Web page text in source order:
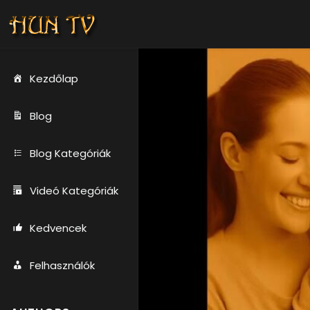
Kezdőlap
Blog
Blog Kategóriák
Videó Kategóriák
Kedvencek
Felhasználók